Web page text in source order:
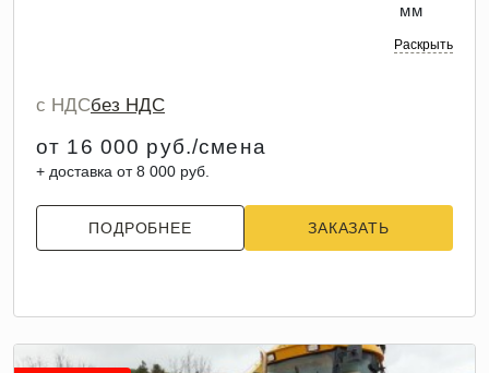
мм
Раскрыть
с НДСбез НДС
от 16 000 руб./смена
+ доставка от 8 000 руб.
ПОДРОБНЕЕ ЗАКАЗАТЬ